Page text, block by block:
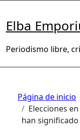
contenido
Elba
Periodismo libre,
Página de inicio
Elecciones
han